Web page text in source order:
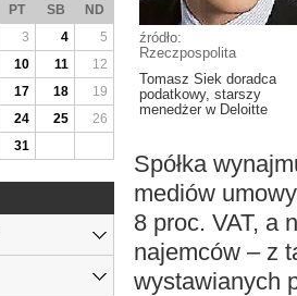
źródło:
Rzeczpospolita
Tomasz Siek doradca
podatkowy, starszy
menedżer w Deloitte
Spółka
mediów
8 proc. VAT, a
najemców – z
wystawianych
PT SB
ND
3 4
5
10 11
12
17 18
19
24 25
26
31